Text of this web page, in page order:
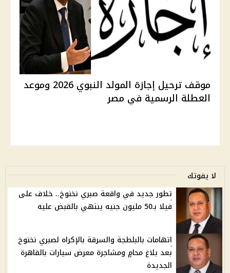
موقف ترحيل إجازة المولد النبوي 2026 وموعد
العطلة الرسمية في مصر
لا يفوتك
تطور جديد في واقعة صبري نخنوخ.. خلاف على
فيلا بـ50 مليون جنيه ينتهي بالقبض عليه
اتهامات بالبلطجة والسرقة بالإكراه لصبري نخنوخ
بعد بلاغ محامٍ ومشاجرة معرض سيارات بالقاهرة
الجديدة